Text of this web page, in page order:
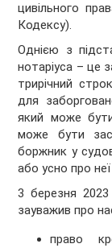
цивільного
Кодексу).
Однією з
нотаріуса – це
трирічний
для
який може
може бути
боржник у
або усно про
3 березня
зауважив про
право